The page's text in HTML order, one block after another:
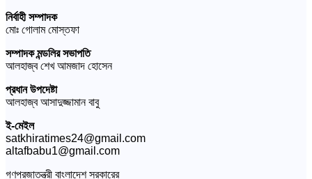
নির্বাহী সম্পাদক
মোঃ গোলাম মোস্তফা
সম্পাদক মন্ডলির সভাপতি
আলহাজ্ব শেখ আমজাদ হোসেন
প্রধান উপদেষ্টা
আলহাজ্ব আসাদুজ্জামান বাবু
ই-মেইল
satkhiratimes24@gmail.com
altafbabu1@gmail.com
গণপ্রজাতন্ত্রী বাংলাদেশ সরকারের